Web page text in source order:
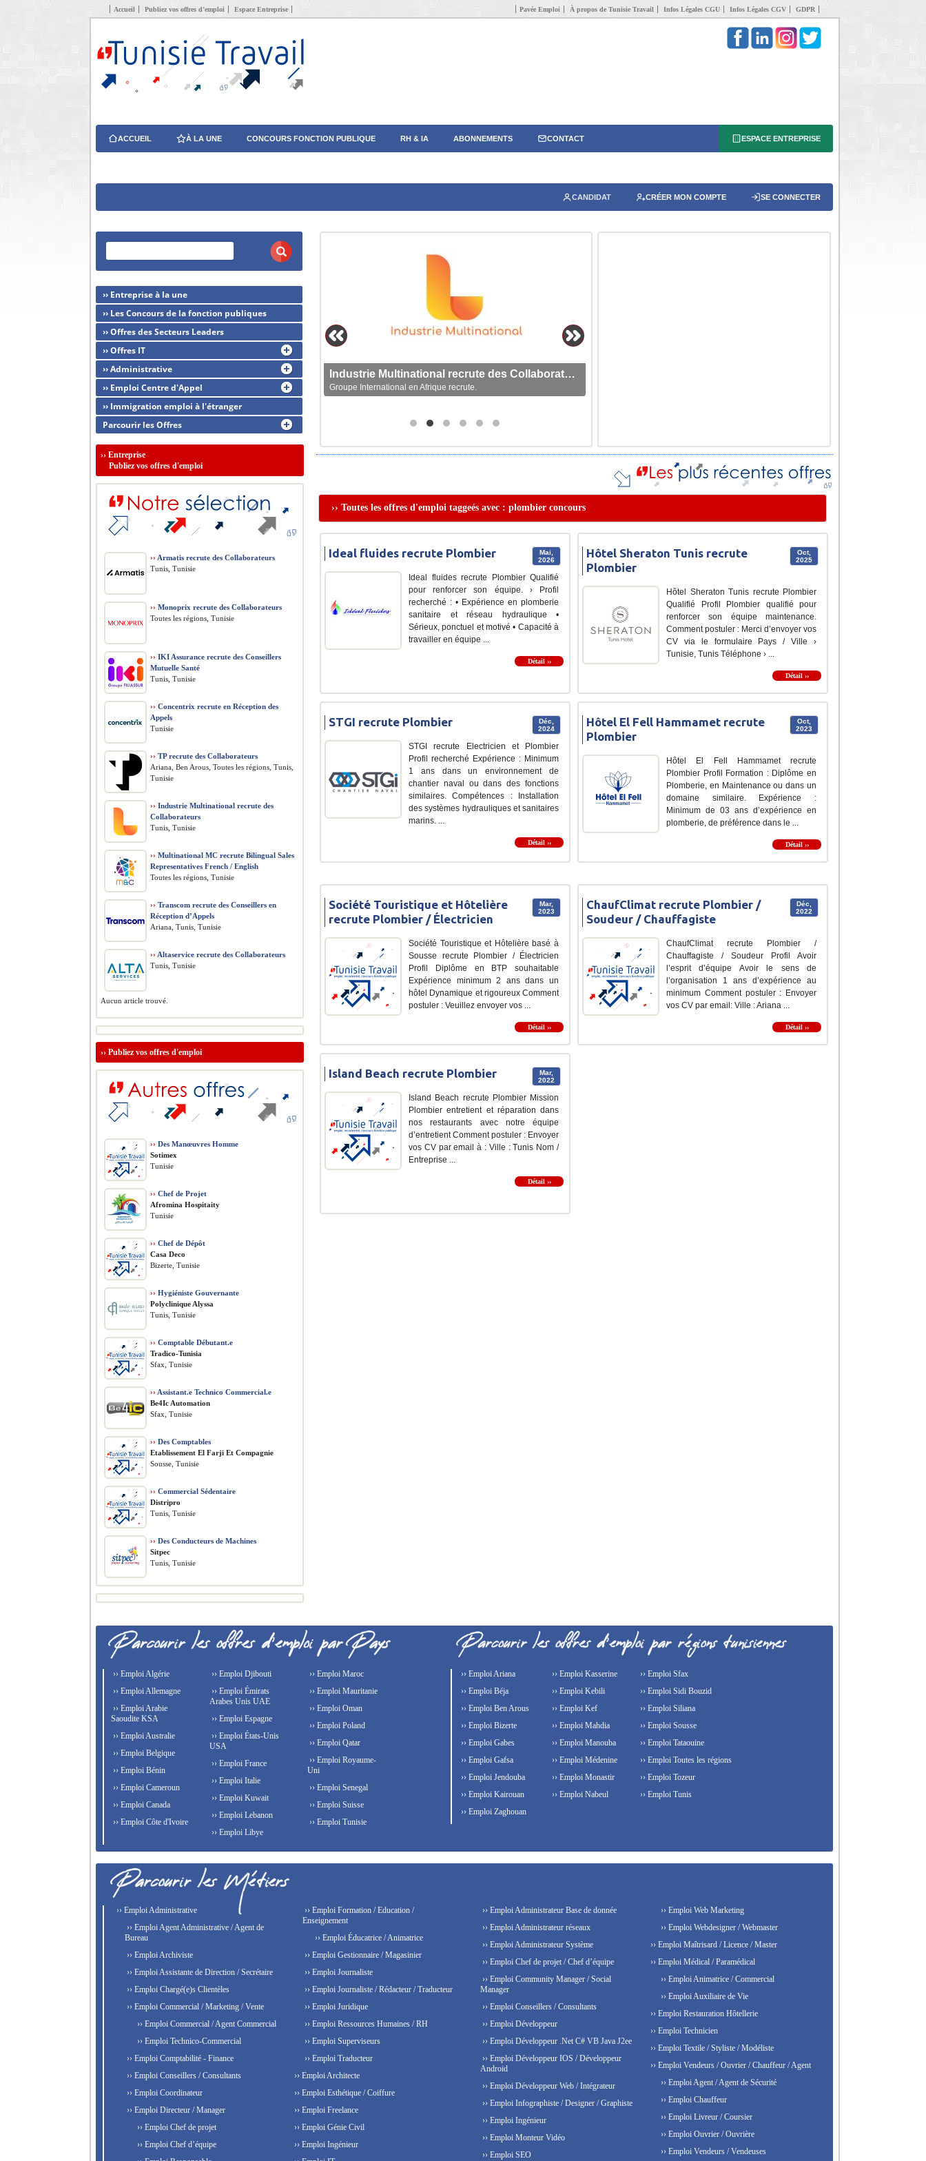
Accueil Publiez vos offres d’emploi Espace Entreprise Pavée Emploi À propos de Tunisie Travail Infos Légales CGU Infos Légales CGV GDPR
ACCUEIL À LA UNE CONCOURS FONCTION PUBLIQUE RH & IA ABONNEMENTS CONTACT ESPACE ENTREPRISE
CANDIDAT CRÉER MON COMPTE SE CONNECTER
Industrie Multinational recrute des Collaborateurs
Groupe International en Afrique recrute.
›› Toutes les offres d'emploi taggeés avec : plombier concours
Mai,
2026
Ideal fluides recrute Plombier
Ideal fluides recrute Plombier Qualifié
pour renforcer son équipe. › Profil
recherché : • Expérience en plomberie
sanitaire et réseau hydraulique •
Sérieux, ponctuel et motivé • Capacité à
travailler en équipe ...
Détail ››
Oct,
2025
Hôtel Sheraton Tunis recrute
Plombier
Hôtel Sheraton Tunis recrute Plombier
Qualifié Profil Plombier qualifié pour
renforcer son équipe maintenance.
Comment postuler : Merci d’envoyer vos
CV via le formulaire Pays / Ville ›
Tunisie, Tunis Téléphone › ...
Détail ››
Déc,
2024
STGI recrute Plombier
STGI recrute Electricien et Plombier
Profil recherché Expérience : Minimum
1 ans dans un environnement de
chantier naval ou dans des fonctions
similaires. Compétences : Installation
des systèmes hydrauliques et sanitaires
marins. ...
Détail ››
Oct,
2023
Hôtel El Fell Hammamet recrute
Plombier
Hôtel El Fell Hammamet recrute
Plombier Profil Formation : Diplôme en
Plomberie, en Maintenance ou dans un
domaine similaire. Expérience :
Minimum de 03 ans d’expérience en
plomberie, de préférence dans le ...
Détail ››
Mar,
2023
Société Touristique et Hôtelière
recrute Plombier / Électricien
Société Touristique et Hôtelière basé à
Sousse recrute Plombier / Électricien
Profil Diplôme en BTP souhaitable
Expérience minimum 2 ans dans un
hôtel Dynamique et rigoureux Comment
postuler : Veuillez envoyer vos ...
Détail ››
Déc,
2022
ChaufClimat recrute Plombier /
Soudeur / Chauffagiste
ChaufClimat recrute Plombier /
Chauffagiste / Soudeur Profil Avoir
l’esprit d’équipe Avoir le sens de
l’organisation 1 ans d’expérience au
minimum Comment postuler : Envoyer
vos CV par email: Ville : Ariana ...
Détail ››
Mar,
2022
Island Beach recrute Plombier
Island Beach recrute Plombier Mission
Plombier entretient et réparation dans
nos restaurants avec notre équipe
d’entretient Comment postuler : Envoyer
vos CV par email à : Ville : Tunis Nom /
Entreprise ...
Détail ››
›› Entreprise à la une
›› Les Concours de la fonction publiques
›› Offres des Secteurs Leaders
›› Offres IT
›› Administrative
›› Emploi Centre d'Appel
›› Immigration emploi à l'étranger
Parcourir les Offres
›› Entreprise
Publiez vos offres d'emploi
›› Armatis recrute des Collaborateurs
Tunis, Tunisie
›› Monoprix recrute des Collaborateurs
Toutes les régions, Tunisie
›› IKI Assurance recrute des Conseillers
Mutuelle Santé
Tunis, Tunisie
›› Concentrix recrute en Réception des
Appels
Tunisie
›› TP recrute des Collaborateurs
Ariana, Ben Arous, Toutes les régions, Tunis,
Tunisie
›› Industrie Multinational recrute des
Collaborateurs
Tunis, Tunisie
›› Multinational MC recrute Bilingual Sales
Representatives French / English
Toutes les régions, Tunisie
›› Transcom recrute des Conseillers en
Réception d’Appels
Ariana, Tunis, Tunisie
›› Altaservice recrute des Collaborateurs
Tunis, Tunisie
Aucun article trouvé.
›› Publiez vos offres d'emploi
›› Des Manœuvres Homme
Sotimex
Tunisie
›› Chef de Projet
Afromina Hospitaity
Tunisie
›› Chef de Dépôt
Casa Deco
Bizerte, Tunisie
›› Hygiéniste Gouvernante
Polyclinique Alyssa
Tunis, Tunisie
›› Comptable Débutant.e
Tradico-Tunisia
Sfax, Tunisie
›› Assistant.e Technico Commercial.e
Be4Ic Automation
Sfax, Tunisie
›› Des Comptables
Etablissement El Farji Et Compagnie
Sousse, Tunisie
›› Commercial Sédentaire
Distripro
Tunis, Tunisie
›› Des Conducteurs de Machines
Sitpec
Tunis, Tunisie
›› Emploi Algérie
›› Emploi Allemagne
›› Emploi Arabie
Saoudite KSA
›› Emploi Australie
›› Emploi Belgique
›› Emploi Bénin
›› Emploi Cameroun
›› Emploi Canada
›› Emploi Côte d'Ivoire
›› Emploi Djibouti
›› Emploi Émirats
Arabes Unis UAE
›› Emploi Espagne
›› Emploi États-Unis
USA
›› Emploi France
›› Emploi Italie
›› Emploi Kuwait
›› Emploi Lebanon
›› Emploi Libye
›› Emploi Maroc
›› Emploi Mauritanie
›› Emploi Oman
›› Emploi Poland
›› Emploi Qatar
›› Emploi Royaume-
Uni
›› Emploi Senegal
›› Emploi Suisse
›› Emploi Tunisie
›› Emploi Ariana
›› Emploi Béja
›› Emploi Ben Arous
›› Emploi Bizerte
›› Emploi Gabes
›› Emploi Gafsa
›› Emploi Jendouba
›› Emploi Kairouan
›› Emploi Kasserine
›› Emploi Kebili
›› Emploi Kef
›› Emploi Mahdia
›› Emploi Manouba
›› Emploi Médenine
›› Emploi Monastir
›› Emploi Nabeul
›› Emploi Sfax
›› Emploi Sidi Bouzid
›› Emploi Siliana
›› Emploi Sousse
›› Emploi Tataouine
›› Emploi Toutes les régions
›› Emploi Tozeur
›› Emploi Tunis
›› Emploi Zaghouan
›› Emploi Administrative
›› Emploi Agent Administrative / Agent de
Bureau
›› Emploi Archiviste
›› Emploi Assistante de Direction / Secrétaire
›› Emploi Chargé(e)s Clientèles
›› Emploi Commercial / Marketing / Vente
›› Emploi Commercial / Agent Commercial
›› Emploi Technico-Commercial
›› Emploi Comptabilité - Finance
›› Emploi Conseillers / Consultants
›› Emploi Coordinateur
›› Emploi Directeur / Manager
›› Emploi Chef de projet
›› Emploi Chef d’équipe
›› Emploi Formation / Education /
Enseignement
›› Emploi Éducatrice / Animatrice
›› Emploi Gestionnaire / Magasinier
›› Emploi Journaliste
›› Emploi Journaliste / Rédacteur / Traducteur
›› Emploi Juridique
›› Emploi Ressources Humaines / RH
›› Emploi Superviseurs
›› Emploi Traducteur
›› Emploi Architecte
›› Emploi Esthétique / Coiffure
›› Emploi Freelance
›› Emploi Génie Civil
›› Emploi Ingénieur
›› Emploi Administrateur Base de donnée
›› Emploi Administrateur réseaux
›› Emploi Administrateur Système
›› Emploi Chef de projet / Chef d’équipe
›› Emploi Community Manager / Social
Manager
›› Emploi Conseillers / Consultants
›› Emploi Développeur
›› Emploi Développeur .Net C# VB Java J2ee
›› Emploi Développeur IOS / Développeur
Android
›› Emploi Développeur Web / Intégrateur
›› Emploi Infographiste / Designer / Graphiste
›› Emploi Ingénieur
›› Emploi Monteur Vidéo
›› Emploi SEO
›› Emploi Web Marketing
›› Emploi Webdesigner / Webmaster
›› Emploi Maîtrisard / Licence / Master
›› Emploi Médical / Paramédical
›› Emploi Animatrice / Commercial
›› Emploi Auxiliaire de Vie
›› Emploi Restauration Hôtellerie
›› Emploi Technicien
›› Emploi Textile / Styliste / Modéliste
›› Emploi Vendeurs / Ouvrier / Chauffeur / Agent
›› Emploi Agent / Agent de Sécurité
›› Emploi Chauffeur
›› Emploi Livreur / Coursier
›› Emploi Ouvrier / Ouvrière
›› Emploi Vendeurs / Vendeuses